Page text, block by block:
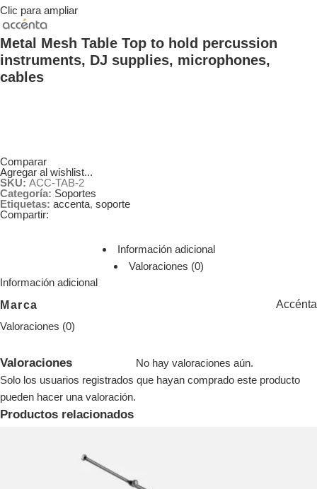
Clic para ampliar
Metal Mesh Table Top to hold percussion
instruments, DJ supplies, microphones,
cables
Comparar
Agregar al wishlist...
SKU: ACC-TAB-2
Categoría: Soportes
Etiquetas: accenta, soporte
Compartir:
Información adicional
Valoraciones (0)
Información adicional
Marca Accénta
Valoraciones (0)
Valoraciones
No hay valoraciones aún.
Solo los usuarios registrados que hayan comprado este producto
pueden hacer una valoración.
Productos relacionados